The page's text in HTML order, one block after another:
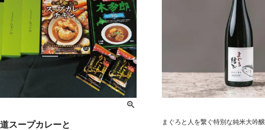
スープカレーと
まぐろと人を繋ぐ特別な純米大吟醸